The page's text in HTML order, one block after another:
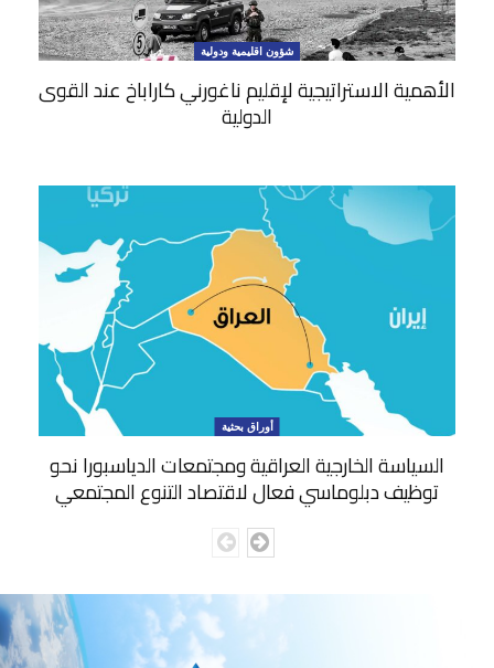
شؤون اقليمية ودولية
الأهمية الاستراتيجية لإقليم ناغورني کاراباخ عند القوى
الدولية
أوراق بحثية
السياسة الخارجية العراقية ومجتمعات الدياسبورا نحو
توظيف دبلوماسي فعال لاقتصاد التنوع المجتمعي